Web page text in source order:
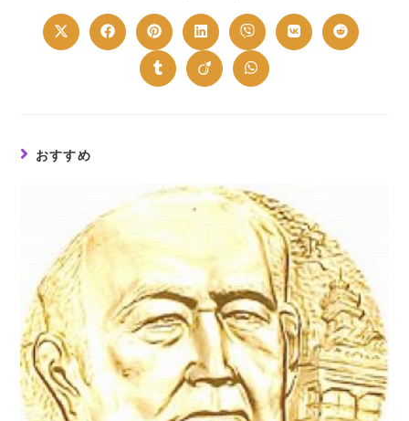
CONTENT
Opens
in
Opens
in
window
Opens
in
a
new
window
Opens
in
a
new
window
Opens
in
a
new
window
Opens
in
Opens
in
Opens
in
Opens
in
Opens
in
おすすめ